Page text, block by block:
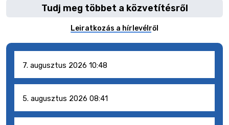
Tudj meg többet a közvetítésről
Leiratkozás a hírlevélről
7. augusztus 2026 10:48
5. augusztus 2026 08:41